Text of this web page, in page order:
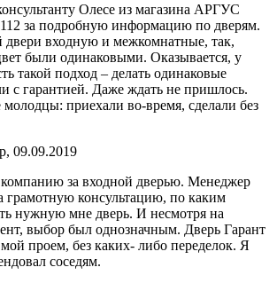
Олесе из магазина АРГУС
за подробную информацию по дверям.
входную и межкомнатные, так,
были одинаковыми. Оказывается, у
такой подход – делать одинаковые
с гарантией. Даже ждать не пришлось.
приехали во-время, сделали без
09.09.2019
за входной дверью. Менеджер
грамотную консультацию, по каким
нужную мне дверь. И несмотря на
выбор был однозначным. Дверь Гарант
проем, без каких- либо переделок. Я
соседям.